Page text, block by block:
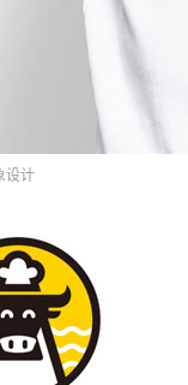
设计